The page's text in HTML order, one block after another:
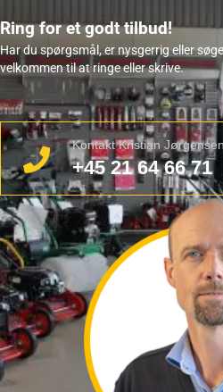
Ring for et godt tilbud!
Har du spørgsmål, er nysgerrig eller
velkommen til at ringe eller skrive.
Kontakt Kristian Jørgensen
+45 21 64 66 71